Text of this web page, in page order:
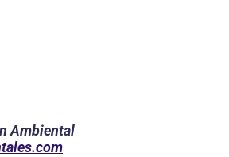
Ambiental